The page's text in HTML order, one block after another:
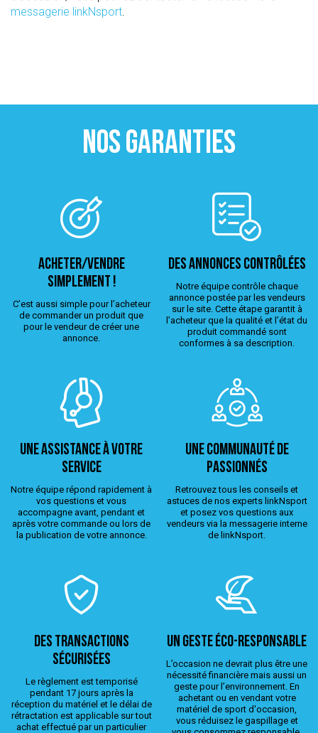
messagerie linkNsport.
NOS GARANTIES
ACHETER/VENDRE
simplement !
C’est aussi simple pour l’acheteur
de commander un produit que
pour le vendeur de créer une
annonce.
Des annonces contrôlées
Notre équipe contrôle chaque
annonce postée par les vendeurs
sur le site. Cette étape garantit à
l’acheteur que la qualité et l’état du
produit commandé sont
conformes à sa description.
Une assistance à votre
service
Notre équipe répond rapidement à
vos questions et vous
accompagne avant, pendant et
après votre commande ou lors de
la publication de votre annonce.
Une Communauté de
passionnés
Retrouvez tous les conseils et
astuces de nos experts linkNsport
et posez vos questions aux
vendeurs via la messagerie interne
de linkNsport.
Des transactions
sécurisées
Le règlement est temporisé
pendant 17 jours après la
réception du matériel et le délai de
rétractation est applicable sur tout
achat effectué par un particulier
Un geste éco-responsable
L’occasion ne devrait plus être une
nécessité financière mais aussi un
geste pour l’environnement. En
achetant ou en vendant votre
matériel de sport d'occasion,
vous réduisez le gaspillage et